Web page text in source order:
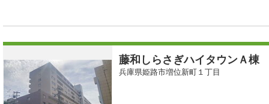
藤和しらさぎハイタウンＡ棟
兵庫県姫路市増位新町１丁目